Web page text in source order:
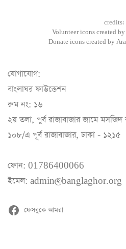
credits:
Volunteer icons created
Donate icons created by
যোগাযোগ:
বাংলাঘর ফাউন্ডেশন
রুম নং: ১৬
২য় তলা, পুর্ব রাজাবাজার জামে মসজিদ
১০৮/এ পূর্ব রাজাবাজার, ঢাকা - ১২১৫
ফোন: 01786400066
ইমেল: admin@banglaghor.org
ফেসবুকে আমরা